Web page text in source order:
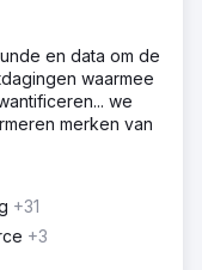
bij de klanten.
bestond uit
en persona-
te kopen
waardoor
en data om de
waarmee
we
merken van
+31
+3